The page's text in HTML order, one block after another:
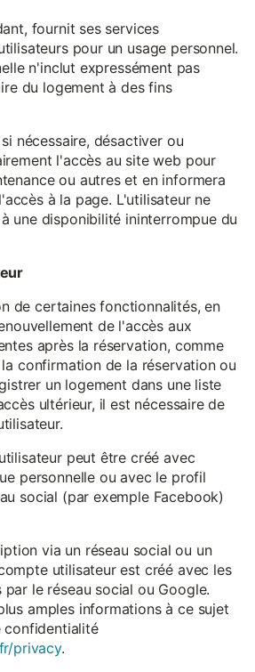
fournit ses services
pour un usage personnel.
n'inclut expressément pas
du logement à des fins
nécessaire, désactiver ou
l'accès au site web pour
ou autres et en informera
à la page. L'utilisateur ne
une disponibilité ininterrompue du
de certaines fonctionnalités, en
de l'accès aux
après la réservation, comme
confirmation de la réservation ou
un logement dans une liste
ultérieur, il est nécessaire de
peut être créé avec
personnelle ou avec le profil
social (par exemple Facebook)
via un réseau social ou un
utilisateur est créé avec les
par le réseau social ou Google.
amples informations à ce sujet
confidentialité
privacy.